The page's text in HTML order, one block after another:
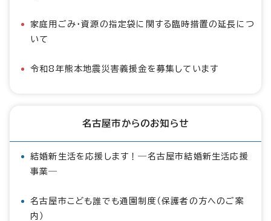
家庭用ごみ・資源の指定袋に関する臨時措置の延長につ
いて
令和8年熊本地震災害義援金を募集しています
名古屋市からのお知らせ
結婚新生活を応援します！―名古屋市結婚新生活応援
事業―
名古屋市こども誰でも通園制度（保護者の方へのご案
内）